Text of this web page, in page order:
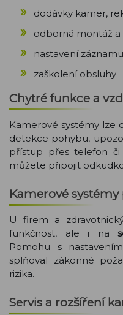
dodávky kamer,
odborná montáž a
nastavení
zaškolení obsluhy
Chytré funkce a
Kamerové systémy lze
detekce pohybu,
přístup přes telefon
můžete připojit
Kamerové
U firem a
funkčnost, ale i na
Pomohu s
splňoval zákonné
rizika.
Servis a rozšíření